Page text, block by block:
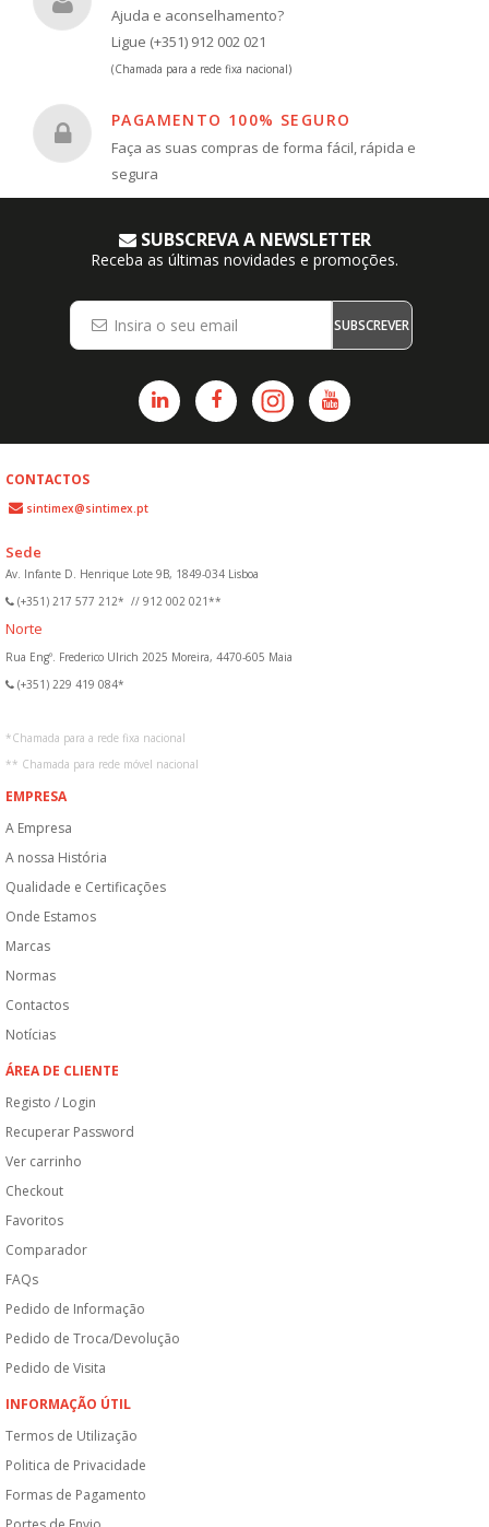
Ajuda e aconselhamento?
Ligue (+351) 912 002 021
(Chamada para a rede fixa nacional)
PAGAMENTO 100% SEGURO
Faça as suas compras de forma fácil, rápida e
segura
SUBSCREVA A NEWSLETTER
Receba as últimas novidades e promoções.
SUBSCREVER
CONTACTOS
sintimex@sintimex.pt
Sede
Av. Infante D. Henrique Lote 9B, 1849-034 Lisboa
(+351) 217 577 212* // 912 002 021**
Norte
Rua Engº. Frederico Ulrich 2025 Moreira, 4470-605 Maia
(+351) 229 419 084*
*Chamada para a rede fixa nacional
** Chamada para rede móvel nacional
EMPRESA
A Empresa
A nossa História
Qualidade e Certificações
Onde Estamos
Marcas
Normas
Contactos
Notícias
ÁREA DE CLIENTE
Registo / Login
Recuperar Password
Ver carrinho
Checkout
Favoritos
Comparador
FAQs
Pedido de Informação
Pedido de Troca/Devolução
Pedido de Visita
INFORMAÇÃO ÚTIL
Termos de Utilização
Politica de Privacidade
Formas de Pagamento